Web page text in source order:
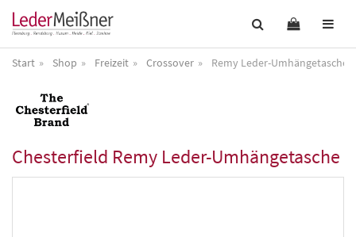
Start Shop Freizeit Crossover Remy Leder-Umhängetasche
Chesterfield Remy Leder-Umhängetasche